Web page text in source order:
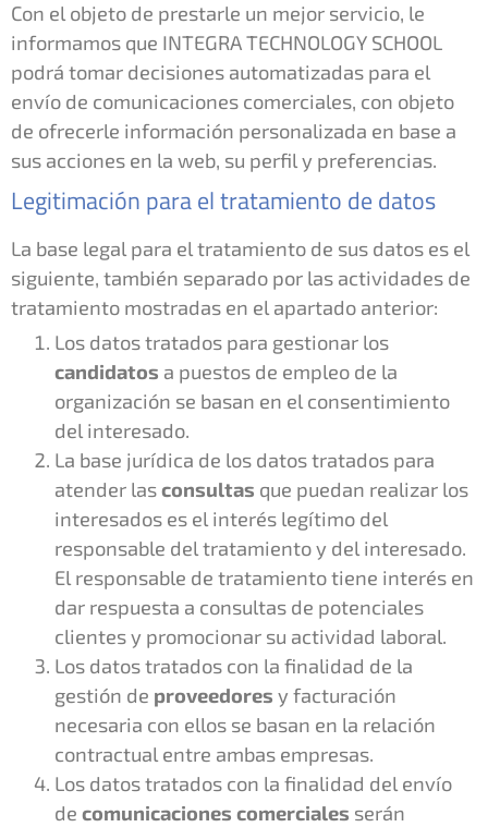
Con el objeto de prestarle un mejor servicio, le
informamos que INTEGRA TECHNOLOGY SCHOOL
podrá tomar decisiones automatizadas para el
envío de comunicaciones comerciales, con objeto
de ofrecerle información personalizada en base a
sus acciones en la web, su perfil y preferencias.
Legitimación para el tratamiento de datos
La base legal para el tratamiento de sus datos es el
siguiente, también separado por las actividades de
tratamiento mostradas en el apartado anterior:
Los datos tratados para gestionar los
candidatos a puestos de empleo de la
organización se basan en el consentimiento
del interesado.
La base jurídica de los datos tratados para
atender lasconsultas que puedan realizar los
interesados es el interés legítimo del
responsable del tratamiento y del interesado.
El responsable de tratamiento tiene interés en
dar respuesta a consultas de potenciales
clientes y promocionar su actividad laboral.
Los datos tratados con la finalidad de la
gestión de proveedores y facturación
necesaria con ellos se basan en la relación
contractual entre ambas empresas.
Los datos tratados con la finalidad del envío
de comunicaciones comerciales serán